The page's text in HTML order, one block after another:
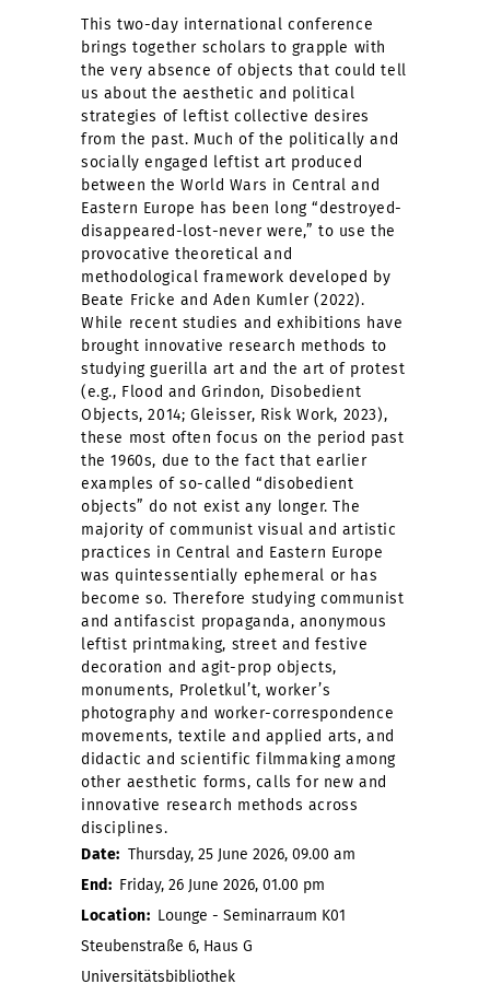
This two-day international conference
brings together scholars to grapple with
the very absence of objects that could tell
us about the aesthetic and political
strategies of leftist collective desires
from the past. Much of the politically and
socially engaged leftist art produced
between the World Wars in Central and
Eastern Europe has been long “destroyed-
disappeared-lost-never were,” to use the
provocative theoretical and
methodological framework developed by
Beate Fricke and Aden Kumler (2022).
While recent studies and exhibitions have
brought innovative research methods to
studying guerilla art and the art of protest
(e.g., Flood and Grindon, Disobedient
Objects, 2014; Gleisser, Risk Work, 2023),
these most often focus on the period past
the 1960s, due to the fact that earlier
examples of so-called “disobedient
objects” do not exist any longer. The
majority of communist visual and artistic
practices in Central and Eastern Europe
was quintessentially ephemeral or has
become so. Therefore studying communist
and antifascist propaganda, anonymous
leftist printmaking, street and festive
decoration and agit-prop objects,
monuments, Proletkul’t, worker’s
photography and worker-correspondence
movements, textile and applied arts, and
didactic and scientific filmmaking among
other aesthetic forms, calls for new and
innovative research methods across
disciplines.
Date: Thursday, 25 June 2026, 09.00 am
End: Friday, 26 June 2026, 01.00 pm
Location: Lounge - Seminarraum K01
Steubenstraße 6, Haus G
Universitätsbibliothek